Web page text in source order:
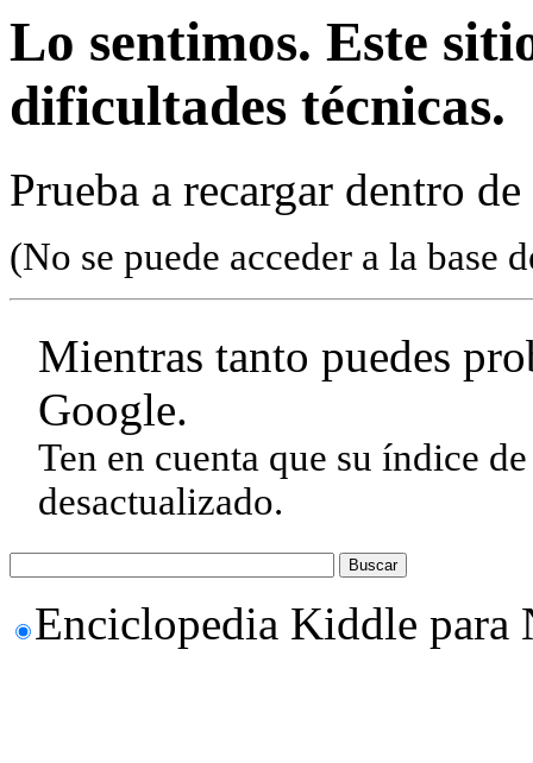
Lo sentimos. Este
dificultades técnicas.
Prueba a recargar dentro
(No se puede acceder a la base
Mientras tanto puedes
Google.
Ten en cuenta que su índice
desactualizado.
Enciclopedia Kiddle para